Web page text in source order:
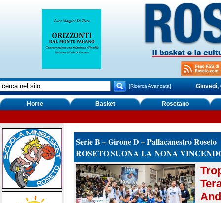
[Ricerca Avanzata] Giovedì,
Home Basket Rosetano
Serie B – Girone D – Pallacanestro Roseto
ROSETO SUONA LA NONA